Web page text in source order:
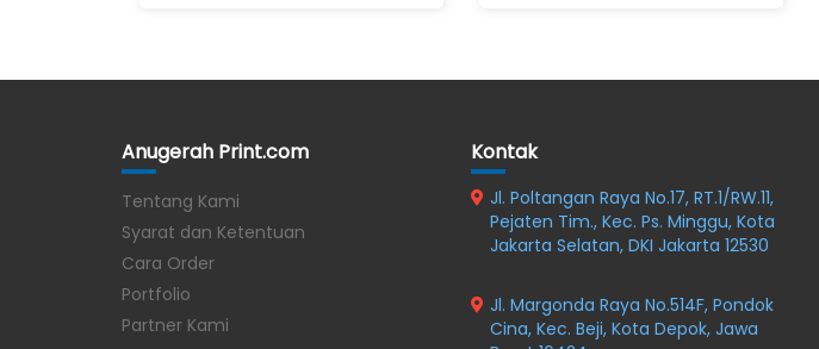
Anugerah Print.com
Tentang Kami
Syarat dan Ketentuan
Cara Order
Portfolio
Partner Kami
Kontak
Jl. Poltangan Raya No.17, RT.1/RW.11,
Pejaten Tim., Kec. Ps. Minggu, Kota
Jakarta Selatan, DKI Jakarta 12530
Jl. Margonda Raya No.514F, Pondok
Cina, Kec. Beji, Kota Depok, Jawa